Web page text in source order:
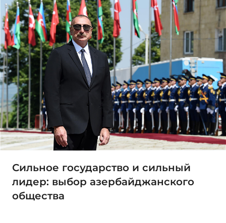
Сильное государство и сильный
лидер: выбор азербайджанского
общества